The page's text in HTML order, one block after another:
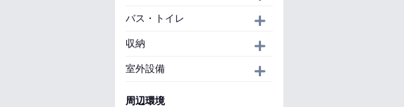
バス・トイレ
収納
室外設備
周辺環境